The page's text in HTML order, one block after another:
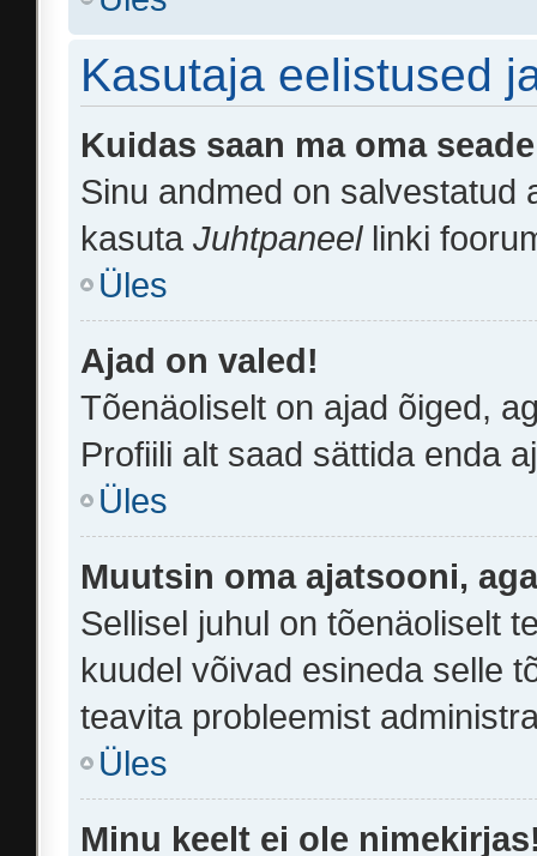
Kasutaja eelistused
Kuidas saan ma oma
Sinu andmed on salvestatud
kasuta Juhtpaneellinki
Üles
Ajad on valed!
Tõenäoliselt on ajad õiged,
Profiili alt saad sättida enda
Üles
Muutsin oma ajatsooni,
Sellisel juhul on tõenäoliselt
kuudel võivad esineda selle
teavita probleemist
Üles
Minu keelt ei ole